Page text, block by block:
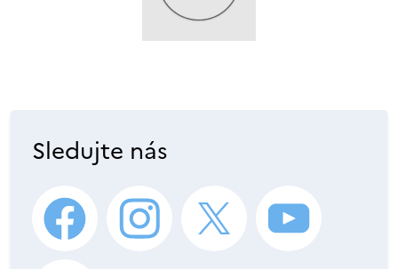
Sledujte nás